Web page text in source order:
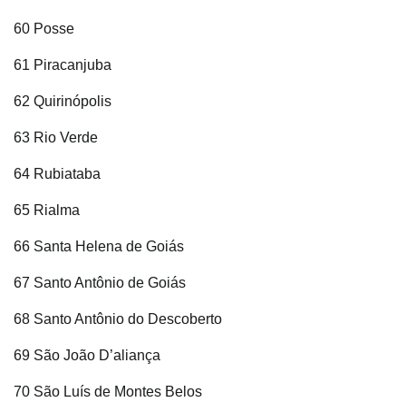
60 Posse
61 Piracanjuba
62 Quirinópolis
63 Rio Verde
64 Rubiataba
65 Rialma
66 Santa Helena de Goiás
67 Santo Antônio de Goiás
68 Santo Antônio do Descoberto
69 São João D’aliança
70 São Luís de Montes Belos